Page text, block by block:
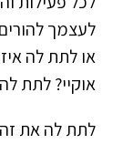
לעצמך
או לתת לה
אוקיי? לתת
לתת לה את זה